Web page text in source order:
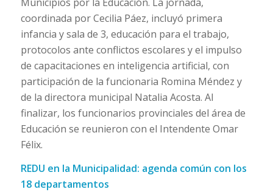
coordinada por Cecilia Páez, incluyó primera
infancia y sala de 3, educación para el trabajo,
protocolos ante conflictos escolares y el impulso
de capacitaciones en inteligencia artificial, con
participación de la funcionaria Romina Méndez y
de la directora municipal Natalia Acosta. Al
finalizar, los funcionarios provinciales del área de
Educación se reunieron con el Intendente Omar
Félix.
REDU en la Municipalidad: agenda común con los
18 departamentos